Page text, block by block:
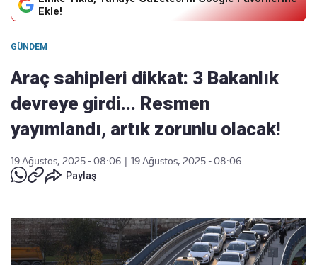
Ekle!
GÜNDEM
Araç sahipleri dikkat: 3 Bakanlık
devreye girdi... Resmen
yayımlandı, artık zorunlu olacak!
19 Ağustos, 2025 - 08:06
19 Ağustos, 2025 - 08:06
Paylaş